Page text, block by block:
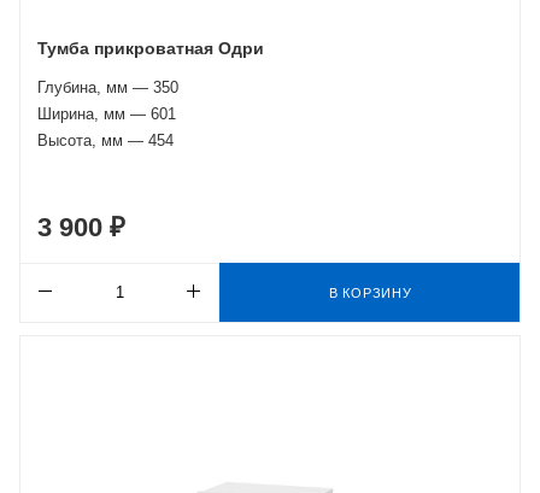
Тумба прикроватная Одри
Глубина, мм — 350
Ширина, мм — 601
Высота, мм — 454
3 900 ₽
В КОРЗИНУ